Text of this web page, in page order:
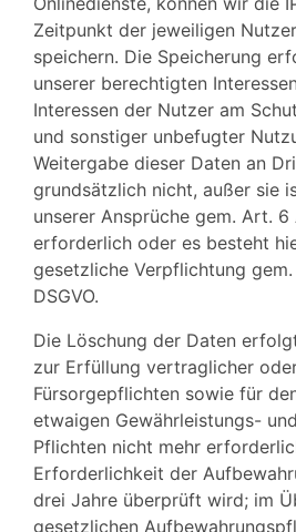
Zeitpunkt der jeweiligen
speichern. Die Speicherung
unserer berechtigten
Interessen der Nutzer am
und sonstiger unbefugter
Weitergabe dieser Daten an
grundsätzlich nicht, außer sie
unserer Ansprüche gem. Art. 6
erforderlich oder es besteht
gesetzliche Verpflichtung
DSGVO.
Die Löschung der Daten
zur Erfüllung vertraglicher
Fürsorgepflichten sowie für
etwaigen Gewährleistungs-
Pflichten nicht mehr
Erforderlichkeit der
drei Jahre überprüft wird; im
gesetzlichen